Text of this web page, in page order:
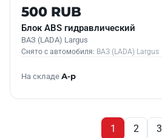
Б/У В НАЛИЧИИ
500 RUB
Блок АВS гидравлический
ВАЗ (LADA) Largus
Снято с автомобиля: ВАЗ (LADA) Largus
На складе А-р
1 2 3